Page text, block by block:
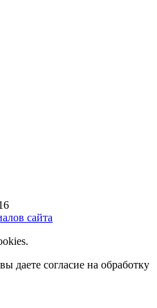
сайта
даете согласие на обработку